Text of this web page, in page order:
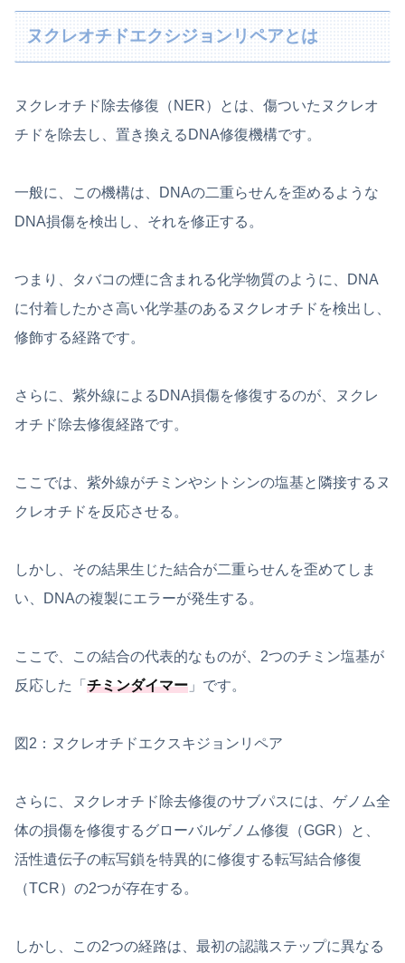
ヌクレオチドエクシジョンリペアとは
ヌクレオチド除去修復（NER）とは、傷ついたヌクレオ
チドを除去し、置き換えるDNA修復機構です。
一般に、この機構は、DNAの二重らせんを歪めるような
DNA損傷を検出し、それを修正する。
つまり、タバコの煙に含まれる化学物質のように、DNA
に付着したかさ高い化学基のあるヌクレオチドを検出し、
修飾する経路です。
さらに、紫外線によるDNA損傷を修復するのが、ヌクレ
オチド除去修復経路です。
ここでは、紫外線がチミンやシトシンの塩基と隣接するヌ
クレオチドを反応させる。
しかし、その結果生じた結合が二重らせんを歪めてしま
い、DNAの複製にエラーが発生する。
ここで、この結合の代表的なものが、2つのチミン塩基が
反応した「 チミンダイマー 」です。
図2：ヌクレオチドエクスキジョンリペア
さらに、ヌクレオチド除去修復のサブパスには、ゲノム全
体の損傷を修復するグローバルゲノム修復（GGR）と、
活性遺伝子の転写鎖を特異的に修復する転写結合修復
（TCR）の2つが存在する。
しかし、この2つの経路は、最初の認識ステップに異なる